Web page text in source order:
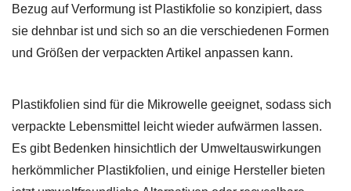
Bezug auf Verformung ist Plastikfolie so konzipiert, dass
sie dehnbar ist und sich so an die verschiedenen Formen
und Größen der verpackten Artikel anpassen kann.
Plastikfolien sind für die Mikrowelle geeignet, sodass sich
verpackte Lebensmittel leicht wieder aufwärmen lassen.
Es gibt Bedenken hinsichtlich der Umweltauswirkungen
herkömmlicher Plastikfolien, und einige Hersteller bieten